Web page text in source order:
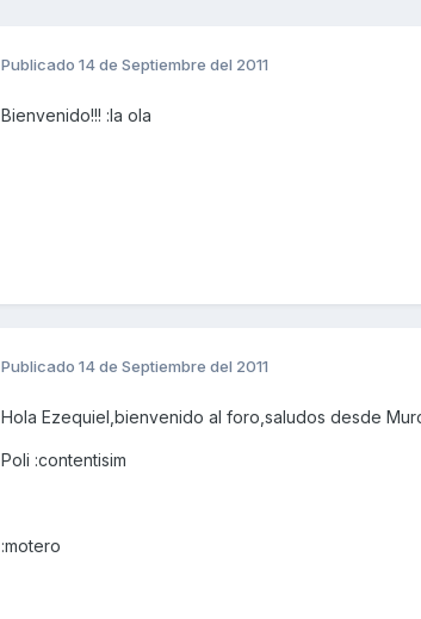
Publicado 14 de Septiembre del 2011
Bienvenido!!! :la ola
Publicado 14 de Septiembre del 2011
Hola Ezequiel,bienvenido al foro,saludos desde
Poli :contentisim
:motero